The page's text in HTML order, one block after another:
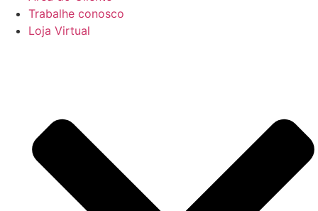
Trabalhe conosco
Loja Virtual